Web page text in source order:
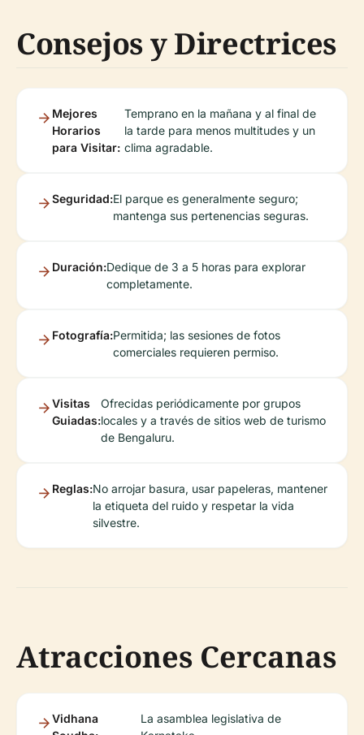
Consejos y Directrices
Mejores
Horarios
para Visitar:
Temprano en la mañana y al final de
la tarde para menos multitudes y un
clima agradable.
Seguridad:El parque es generalmente seguro;
mantenga sus pertenencias seguras.
Duración:Dedique de 3 a 5 horas para explorar
completamente.
Fotografía:Permitida; las sesiones de fotos
comerciales requieren permiso.
Visitas
Guiadas:
Ofrecidas periódicamente por grupos
locales y a través de sitios web de turismo
de Bengaluru.
Reglas:No arrojar basura, usar papeleras, mantener
la etiqueta del ruido y respetar la vida
silvestre.
Atracciones Cercanas
Vidhana
La asamblea legislativa de